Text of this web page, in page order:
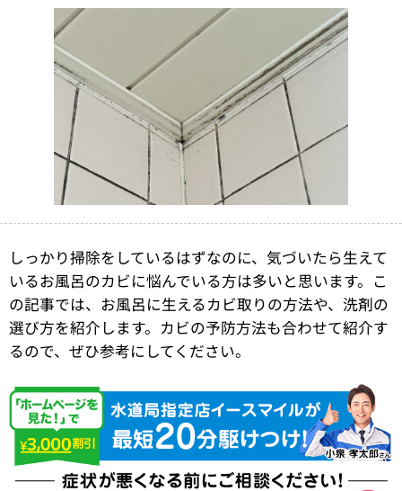
しっかり掃除をしているはずなのに、気づいたら生えて
いるお風呂のカビに悩んでいる方は多いと思います。こ
の記事では、お風呂に生えるカビ取りの方法や、洗剤の
選び方を紹介します。カビの予防方法も合わせて紹介す
るので、ぜひ参考にしてください。